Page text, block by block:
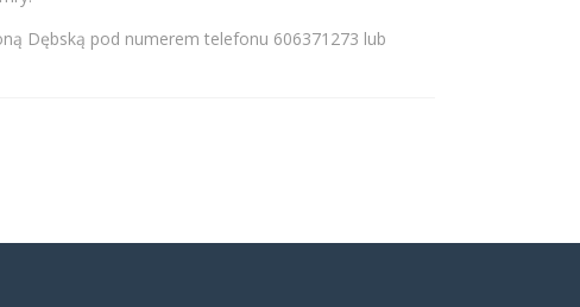
Dębską pod numerem telefonu 606371273 lub